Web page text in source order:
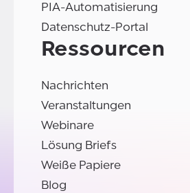
PIA-Automatisierung
Datenschutz-Portal
Ressourcen
Nachrichten
Veranstaltungen
Webinare
Lösung Briefs
Weiße Papiere
Blog